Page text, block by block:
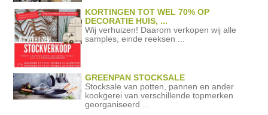
KORTINGEN TOT WEL 70% OP
DECORATIE HUIS, ...
Wij verhuizen! Daarom verkopen wij alle
samples, einde reeksen ...
GREENPAN STOCKSALE
Stocksale van potten, pannen en ander
kookgerei van verschillende topmerken
georganiseerd ...